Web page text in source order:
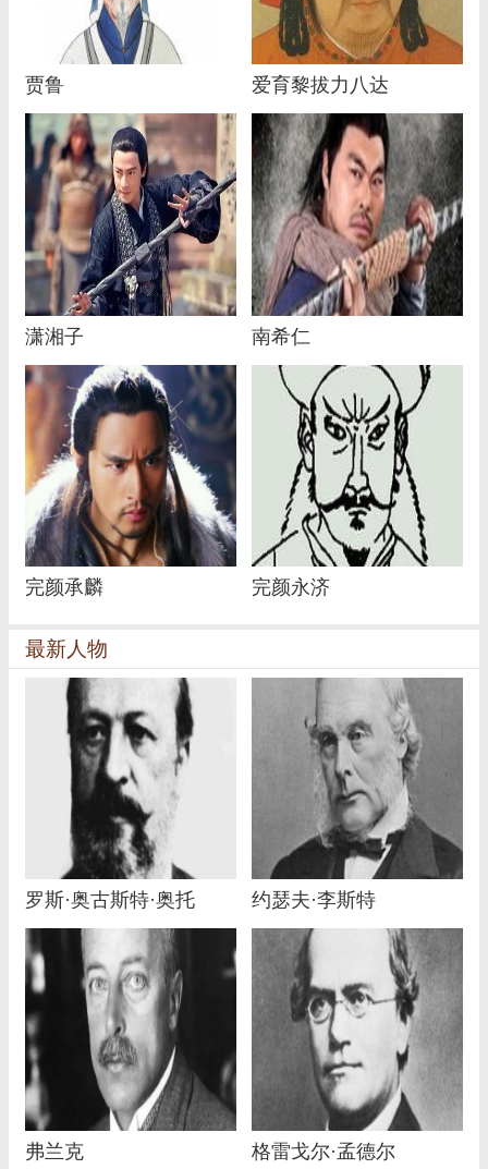
贾鲁 爱育黎拔力八达
潇湘子 南希仁
完颜承麟 完颜永济
最新人物
罗斯·奥古斯特·奥托 约瑟夫·李斯特
弗兰克 格雷戈尔·孟德尔